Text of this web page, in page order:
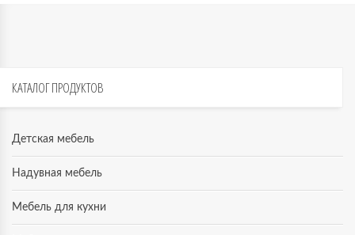
КАТАЛОГПРОДУКТОВ
Детская мебель
Надувная мебель
Мебель для кухни